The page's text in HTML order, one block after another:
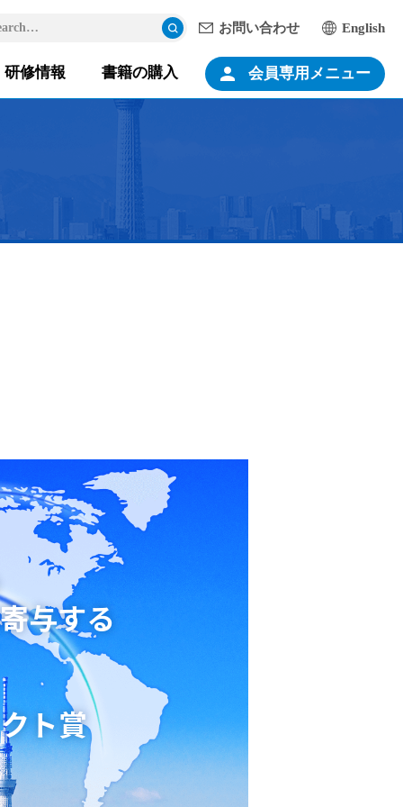
検索お問い合わせ English
研修情報 書籍の購入 会員専用メニュー
与する
ト賞